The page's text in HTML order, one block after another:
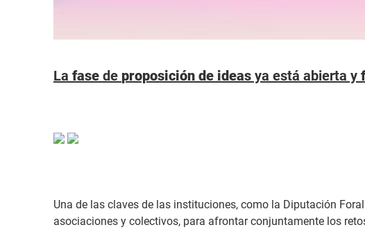
La fase de proposición de ideas ya está abierta y
Una de las claves de las instituciones, como la Diputación
asociaciones y colectivos, para afrontar conjuntamente los